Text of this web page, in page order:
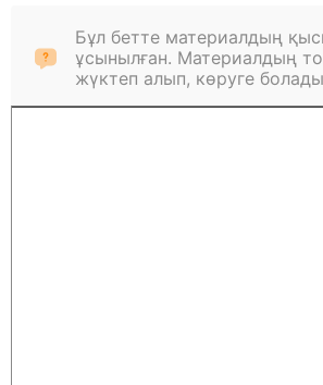
Бұл бетте материалдың
ұсынылған. Материалдың
жүктеп алып, көруге болады